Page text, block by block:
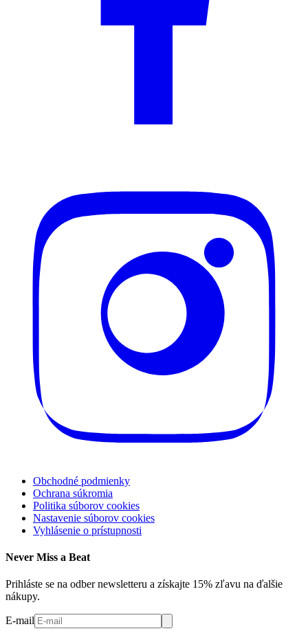
Obchodné podmienky
Ochrana súkromia
Politika súborov cookies
Nastavenie súborov cookies
Vyhlásenie o prístupnosti
Never Miss a Beat
Prihláste se na odber newsletteru a získajte 15% zľavu na ďalšie
nákupy.
E-mail